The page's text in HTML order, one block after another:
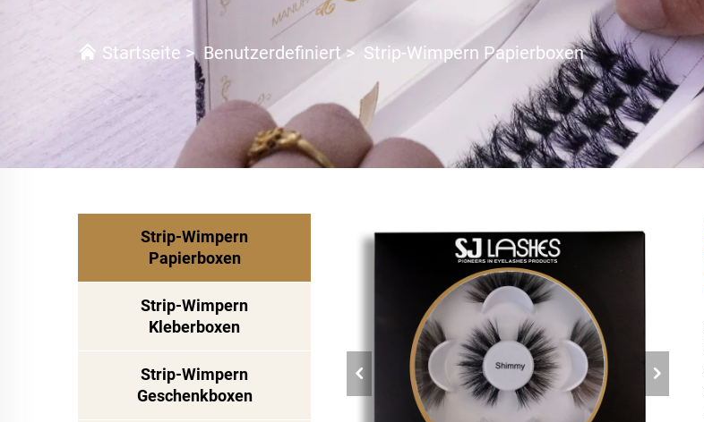
Startseite > Benutzerdefiniert> Strip-Wimpern Papierboxen
Strip-Wimpern
Papierboxen
Strip-Wimpern
Kleberboxen
Strip-Wimpern
Geschenkboxen